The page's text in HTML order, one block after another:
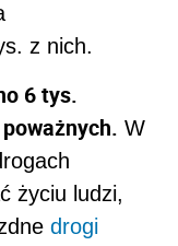
z nich.
6 tys.
W
życiu ludzi,
drogi